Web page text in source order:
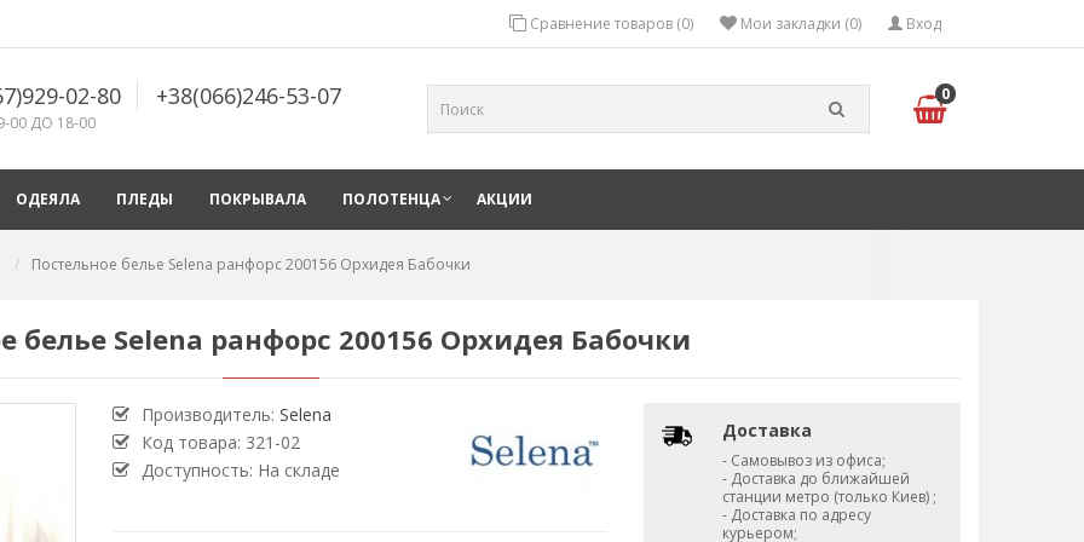
Вход
Мои закладки (0)
Сравнение товаров (0)
02-80 +38(066)246-53-07
00 ДО 18-00
0
ОДЕЯЛА ПЛЕДЫ ПОКРЫВАЛА ПОЛОТЕНЦА АКЦИИ
Постельное белье Selena ранфорс 200156 Орхидея Бабочки
белье Selena ранфорс 200156 Орхидея Бабочки
Производитель: Selena
Код товара: 321-02
Доступность: На складе
Доставка
- Самовывоз из офиса;
- Доставка до ближайшей
станции метро (только Киев) ;
- Доставка по адресу
курьером;